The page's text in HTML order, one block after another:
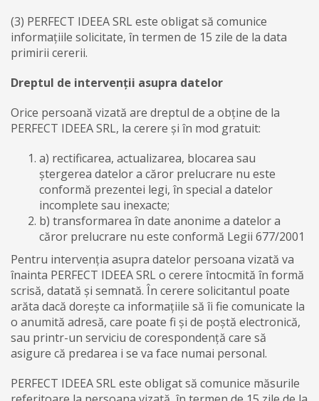
(3) PERFECT IDEEA SRL este obligat să comunice
informațiile solicitate, în termen de 15 zile de la data
primirii cererii.
Dreptul de intervenții asupra datelor
Orice persoană vizată are dreptul de a obține de la
PERFECT IDEEA SRL, la cerere și în mod gratuit:
a) rectificarea, actualizarea, blocarea sau
ștergerea datelor a căror prelucrare nu este
conformă prezentei legi, în special a datelor
incomplete sau inexacte;
b) transformarea în date anonime a datelor a
căror prelucrare nu este conformă Legii 677/2001
Pentru intervenția asupra datelor persoana vizată va
înainta PERFECT IDEEA SRL o cerere întocmită în formă
scrisă, datată și semnată. În cerere solicitantul poate
arăta dacă dorește ca informațiile să îi fie comunicate la
o anumită adresă, care poate fi și de poștă electronică,
sau printr-un serviciu de corespondență care să
asigure că predarea i se va face numai personal.
PERFECT IDEEA SRL este obligat să comunice măsurile